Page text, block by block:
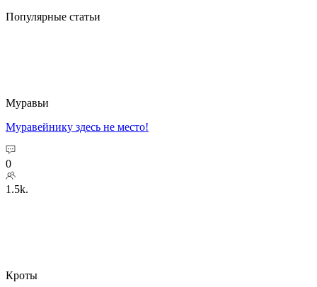
Популярные статьи
Муравьи
Муравейнику здесь не место!
0
1.5k.
Кроты